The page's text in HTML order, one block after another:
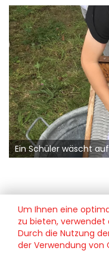
Um Ihnen eine
zu bieten, verwendet
Durch die Nutzung
der Verwendung von
Ein Schüler wäscht